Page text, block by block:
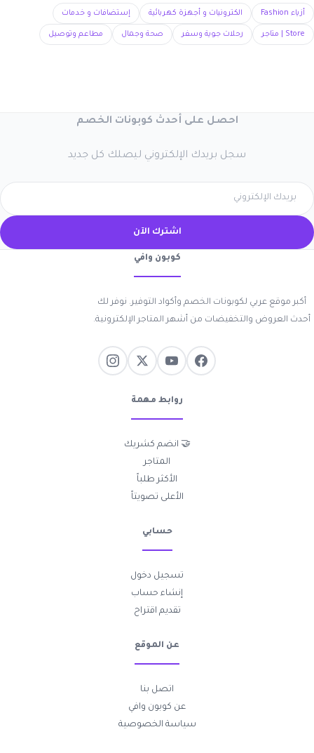
أزياء Fashion الكترونيات و أجهزة كهربائية إستضافات و خدمات
Store | متاجر رحلات جوية وسفر صحة وجمال مطاعم وتوصيل
احصل على أحدث كوبونات الخصم
سجل بريدك الإلكتروني ليصلك كل جديد
اشترك الآن
كوبون وافي
أكبر موقع عربي لكوبونات الخصم وأكواد التوفير. نوفر لك
أحدث العروض والتخفيضات من أشهر المتاجر الإلكترونية.
روابط مهمة
🤝 انضم كشريك
المتاجر
الأكثر طلباً
الأعلى تصويتاً
حسابي
تسجيل دخول
إنشاء حساب
تقديم اقتراح
عن الموقع
اتصل بنا
عن كوبون وافي
سياسة الخصوصية